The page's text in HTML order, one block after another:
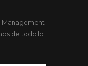
Management
de todo lo